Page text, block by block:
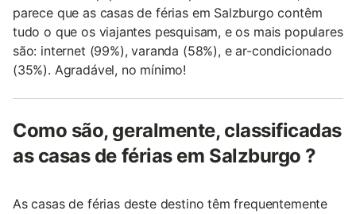
parece que as casas de férias em Salzburgo contêm
tudo o que os viajantes pesquisam, e os mais populares
são: internet (99%), varanda (58%), e ar-condicionado
(35%). Agradável, no mínimo!
Como são, geralmente, classificadas
as casas de férias em Salzburgo ?
As casas de férias deste destino têm frequentemente